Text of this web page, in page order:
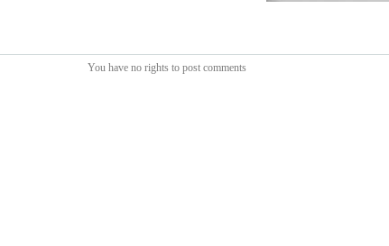
You have no rights to post comments